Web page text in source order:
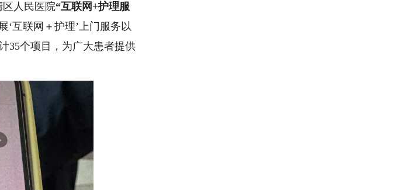
人民医院“互联网+护理服
‘互联网＋护理’上门服务以
35个项目，为广大患者提供